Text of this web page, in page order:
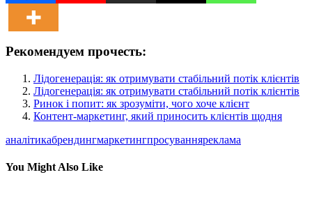
Рекомендуем прочесть:
Лідогенерація: як отримувати стабільний потік клієнтів
Лідогенерація: як отримувати стабільний потік клієнтів
Ринок і попит: як зрозуміти, чого хоче клієнт
Контент-маркетинг, який приносить клієнтів щодня
аналітикабрендингмаркетингпросуванняреклама
You Might Also Like